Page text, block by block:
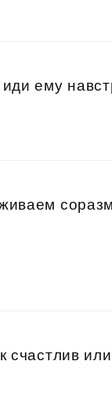
ему
счастлив